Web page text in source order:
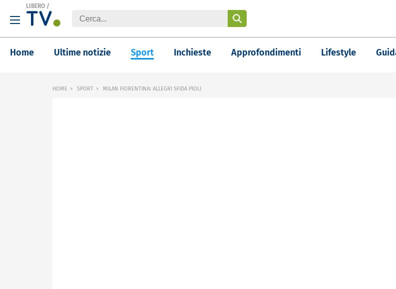
LIBERO /
Home Ultime notizie Sport Inchieste Approfondimenti Lifestyle
HOME SPORT MILAN FIORENTINA: ALLEGRI SFIDA PIOLI